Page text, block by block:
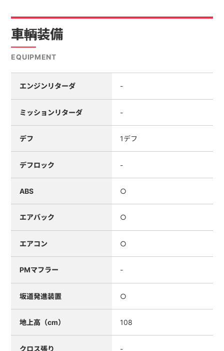
車輌装備
EQUIPMENT
エンジンリターダ -
ミッションリターダ -
デフ 1デフ
デフロック -
ABS ○
エアバック ○
エアコン ○
PMマフラー -
坂道発進装置 ○
地上高（cm） 108
クロス張り -